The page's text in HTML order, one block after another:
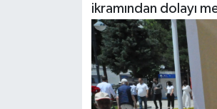
ikramından dolayı